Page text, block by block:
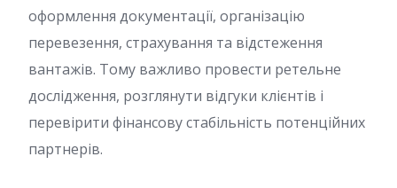
оформлення документації, організацію
перевезення, страхування та відстеження
вантажів. Тому важливо провести ретельне
дослідження, розглянути відгуки клієнтів і
перевірити фінансову стабільність потенційних
партнерів.